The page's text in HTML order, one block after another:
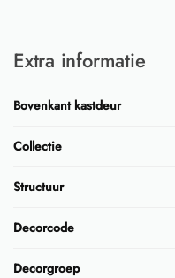
Extra informatie
Bovenkant kastdeur
Collectie
Structuur
Decorcode
Decorgroep